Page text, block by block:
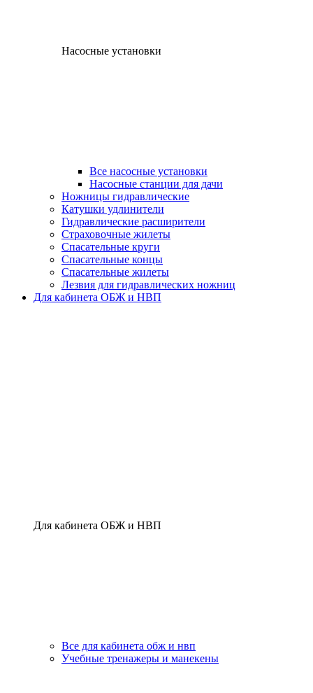
Насосные установки
Все насосные установки
Насосные станции для дачи
Ножницы гидравлические
Катушки удлинители
Гидравлические расширители
Страховочные жилеты
Спасательные круги
Спасательные концы
Спасательные жилеты
Лезвия для гидравлических ножниц
Для кабинета ОБЖ и НВП
Для кабинета ОБЖ и НВП
Все для кабинета обж и нвп
Учебные тренажеры и манекены